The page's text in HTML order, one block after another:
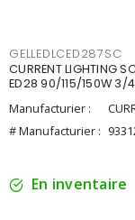
GELLEDLCED287SC
CURRENT LIGHTING
ED28 90/115/150W 3/
Manufacturier :
# Manufacturier :
En inventaire